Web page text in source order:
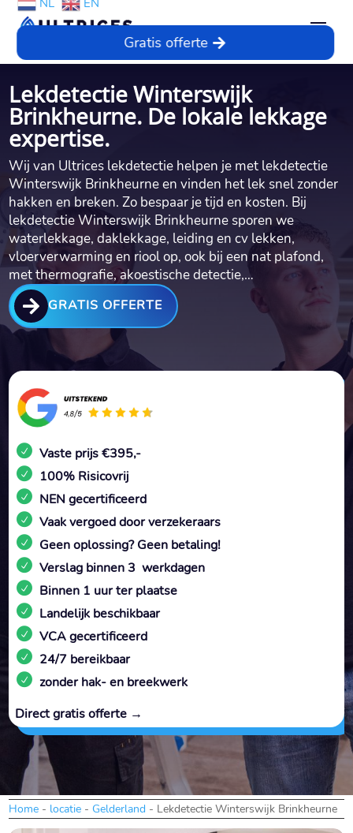
NL EN
Gratis offerte
Lekdetectie Winterswijk
Brinkheurne. De lokale lekkage
expertise.
Wij van Ultrices lekdetectie helpen je met lekdetectie
Winterswijk Brinkheurne en vinden het lek snel zonder
hakken en breken.​ Zo bespaar je tijd en kosten.​ Bij
lekdetectie Winterswijk Brinkheurne sporen we
waterlekkage, daklekkage, leiding en cv lekken,
vloerverwarming en riool op, ook bij een nat plafond,
met thermografie, akoestische detectie,…
 GRATIS OFFERTE
Vaste prijs €395,-
100% Risicovrij
NEN gecertificeerd
Vaak vergoed door verzekeraars
Geen oplossing? Geen betaling!
Verslag binnen 3 werkdagen
Binnen 1 uur ter plaatse
Landelijk beschikbaar
VCA gecertificeerd
24/7 bereikbaar
zonder hak- en breekwerk
Direct gratis offerte →
Home - locatie - Gelderland - Lekdetectie Winterswijk Brinkheurne